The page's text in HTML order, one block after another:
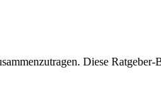
Diese Ratgeber-